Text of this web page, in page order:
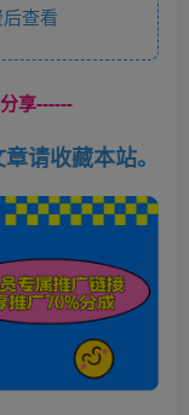
查看
享------
请收藏本站。